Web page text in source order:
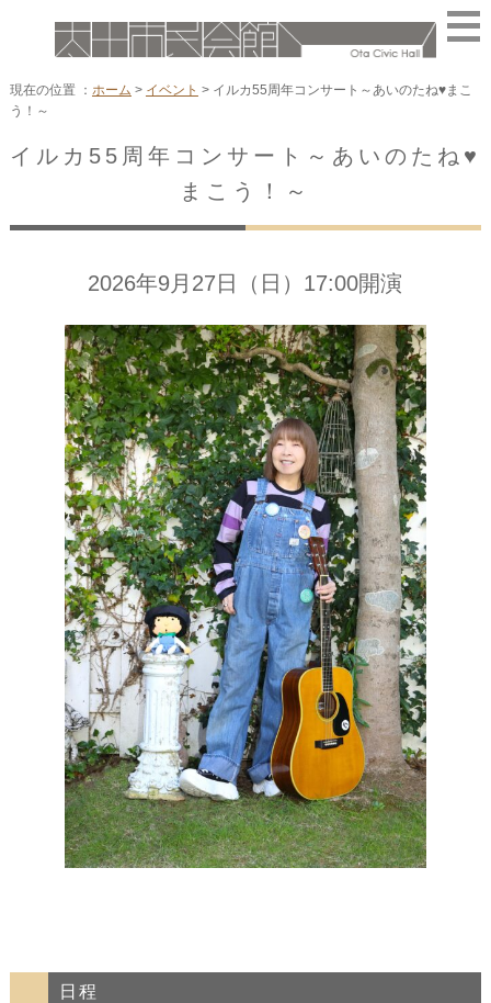
現在の位置 ： ホーム > イベント > イルカ55周年コンサート～あいのたね♥まこ
う！～
イルカ55周年コンサート～あいのたね♥
まこう！～
2026年9月27日（日）17:00開演
日程